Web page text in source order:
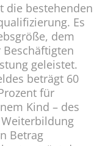
die bestehenden
Es
dem
geleistet.
beträgt 60
für
Kind – des
Betrag